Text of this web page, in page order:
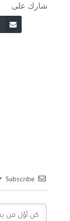
شارك على
Subscribe